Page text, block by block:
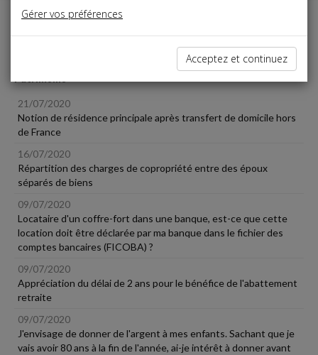
Liste des dernières dépêches
21/07/2020
Notion de résidence principale après transfert de domicile hors
de France
16/07/2020
Répartition des charges de copropriété entre des époux
séparés de biens
09/07/2020
Locataire d'un coffre-fort dans une banque, est-ce que cette
location doit être déclarée par ma banque dans le fichier des
comptes bancaires (FICOBA) ?
09/07/2020
Appréciation du délai de 2 ans pour le bénéfice de l'abattement
retraite
09/07/2020
J'envisage de donner de l'argent à mes enfants. Sachant que je
vais avoir 80 ans à la fin de l'année, ai-je intérêt à donner avant
Gérer vos préférences
Acceptez et continuez